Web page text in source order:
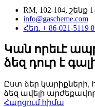
RM, 102-104, շենք
info@gascheme.com
Հեռ. + 86-021-5119
Կան որեւէ
ձեզ դուր է
Ըստ ձեր կարիքների,
ձեզ ավելի
Հարցում հիմա